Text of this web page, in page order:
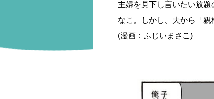
主婦を見下し言いたい放
なこ。しかし、夫から「
(漫画：ふじいまさこ)